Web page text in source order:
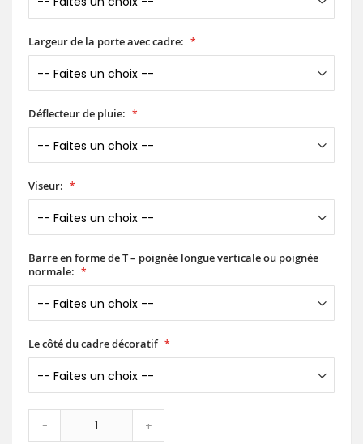
Largeur de la porte avec cadre:
Déflecteur de pluie:
Viseur:
Barre en forme de T – poignée longue verticale ou poignée
normale:
Le côté du cadre décoratif
- +